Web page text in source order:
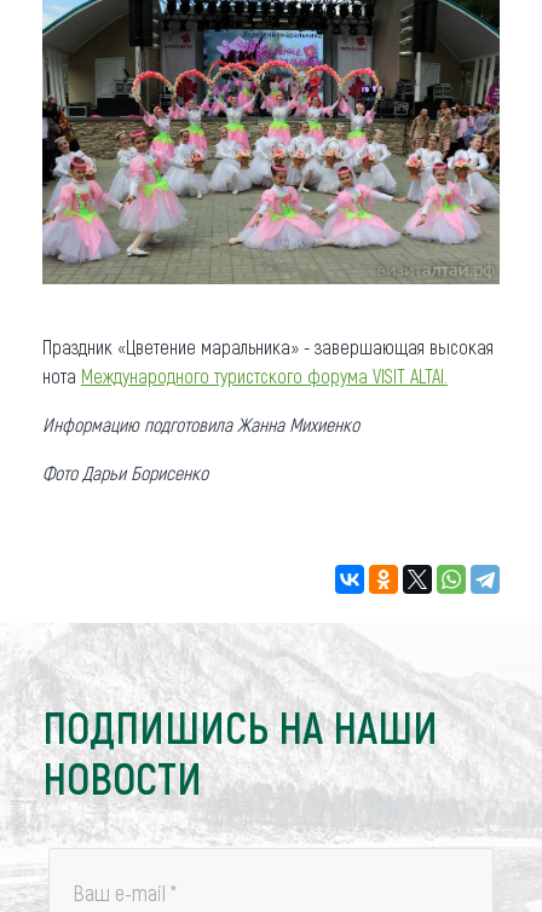
Праздник «Цветение маральника» - завершающая высокая
нота Международного туристского форума VISIT ALTAI.
Информацию подготовила Жанна Михиенко
Фото Дарьи Борисенко
ПОДПИШИСЬ НА НАШИ
НОВОСТИ
Ваш e-mail *